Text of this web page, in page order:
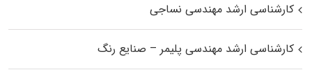
کارشناسی ارشد مهندسی نساجی
کارشناسی ارشد مهندسی پلیمر – صنایع رنگ